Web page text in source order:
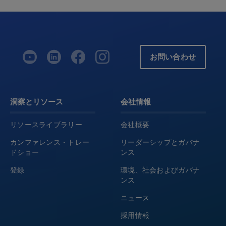
お問い合わせ
洞察とリソース
リソースライブラリー
カンファレンス・トレー
ドショー
登録
会社情報
会社概要
リーダーシップとガバナ
ンス
環境、社会およびガバナ
ンス
ニュース
採用情報